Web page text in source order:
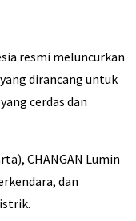
resmi meluncurkan
dirancang untuk
cerdas dan
CHANGAN Lumin
dan